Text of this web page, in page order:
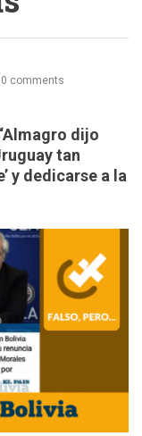
0 comments
dijo
tan
y dedicarse a la